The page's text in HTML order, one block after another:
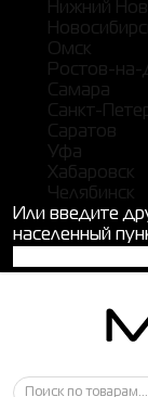
Нижний
Омск
Ростов-
Самара
Санкт-
Саратов
Уфа
Хабаровск
Челябинск
Или введите
населенный